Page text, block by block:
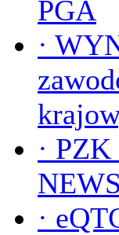
PGA
·
· PZK
·